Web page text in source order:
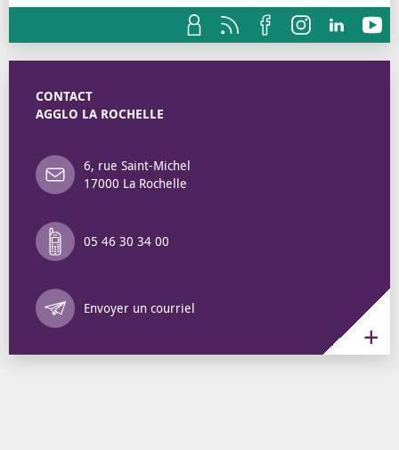
CONTACT
AGGLO LA ROCHELLE
6, rue Saint-Michel
17000 La Rochelle
05 46 30 34 00
Envoyer un courriel
Annuaire